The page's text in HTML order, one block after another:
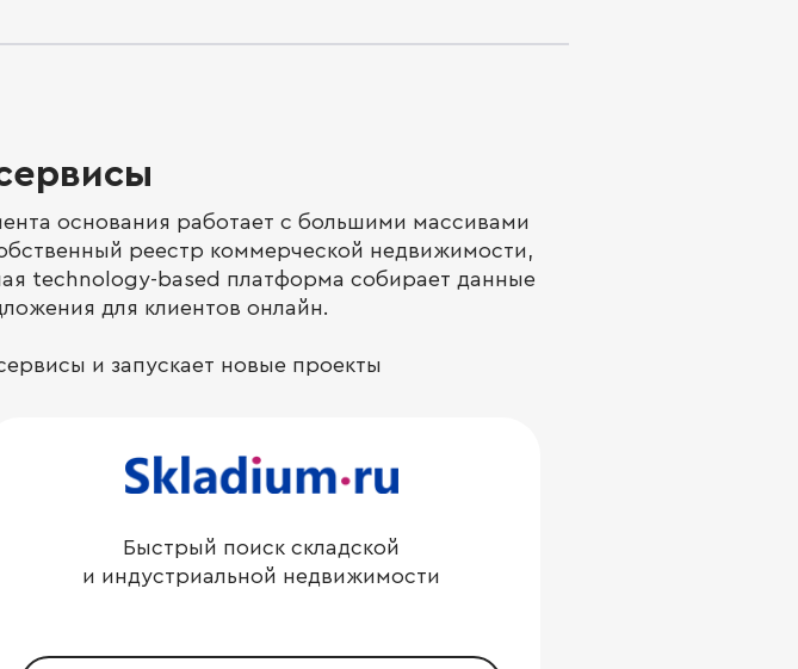
основания работает с большими массивами
реестр коммерческой недвижимости,
technology-based платформа собирает данные
для клиентов онлайн.
и запускает новые проекты
Быстрый поиск складской
и индустриальной недвижимости